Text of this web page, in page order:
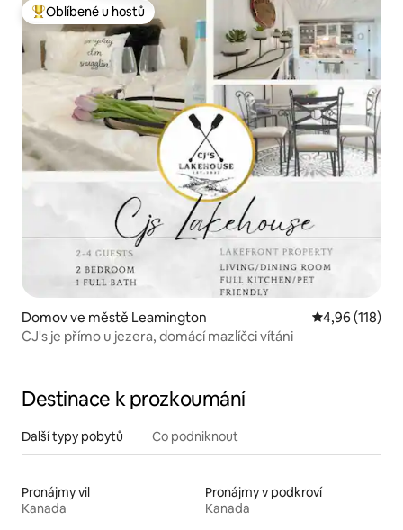
Nejlepší v kategorii Oblíbené u hostů
Oblíbené u hostů
Domov ve městě Leamington Průměrné
4,96 (118)
CJ's je přímo u jezera, domácí mazlíčci vítáni
Destinace k prozkoumání
Další typy pobytů Co podniknout
Pronájmy vil
Kanada
Pronájmy v podkroví
Kanada